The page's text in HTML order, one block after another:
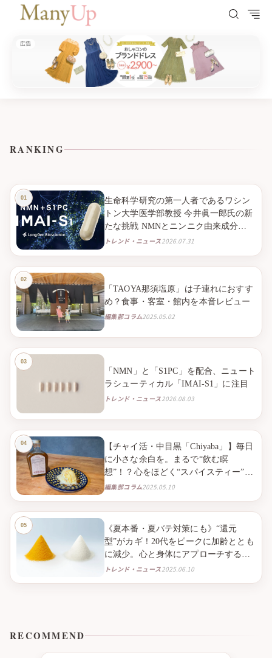
広告
ManyUp（メニーアップ）
記事一覧 - タグ
RANKING
生命科学研究の第一人者であるワシン
トン大学医学部教授 今井眞一郎氏の新
たな挑戦 NMNとニンニク由来成分
S1PC※１を組み合わせたニュートラシ
月より臨床試験販売を開始
トレンド・ニュース2026.07.31
「TAOYA那須塩原」は子連れにおすす
め？食事・客室・館内を本音レビュー
編集部コラム2025.05.02
「NMN」と「S1PC」を配合、ニュート
ラシューティカル「IMAI-S1」に注目
トレンド・ニュース 2026.08.03
【チャイ活・中目黒「Chiyaba」】毎日
に小さな余白を。まるで“飲む瞑
想”！？心をほどく“スパイスティー”と
の出会い。
編集部コラム2025.05.10
《夏本番・夏バテ対策にも》“還元
型”がカギ！20代をピークに加齢ととも
に減少。心と身体にアプローチする
「還元型コエンザイムQ10」で、毎日
トレンド・ニュース 2025.06.10
RECOMMEND